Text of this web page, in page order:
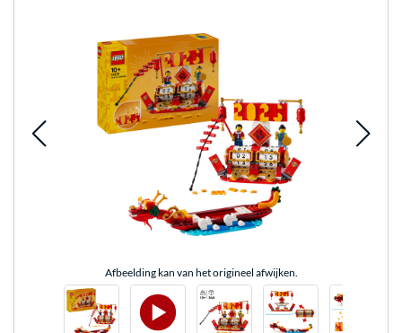
Afbeelding kan van het origineel afwijken.